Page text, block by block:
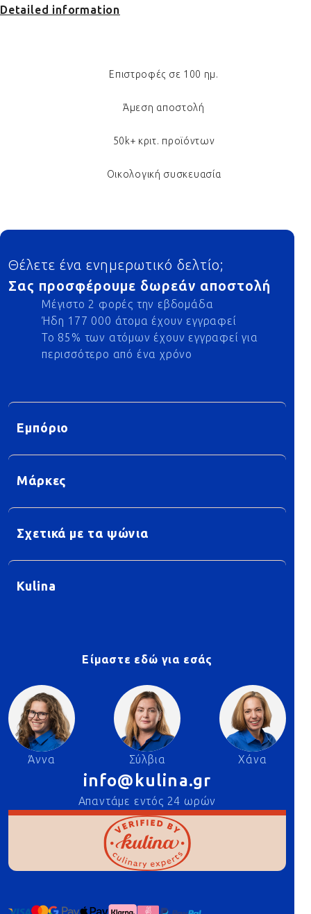
Detailed information
Επιστροφές σε 100 ημ.
Άμεση αποστολή
50k+ κριτ. προϊόντων
Οικολογική συσκευασία
Footer
Θέλετε ένα ενημερωτικό δελτίο;
Σας προσφέρουμε δωρεάν αποστολή
Μέγιστο 2 φορές την εβδομάδα
Ήδη 177 000 άτομα έχουν εγγραφεί
Το 85% των ατόμων έχουν εγγραφεί για
περισσότερο από ένα χρόνο
Εμπόριο
Μάρκες
Σχετικά με τα ψώνια
Kulina
Είμαστε εδώ για εσάς
Άννα Σύλβια Χάνα
info@kulina.gr
Απαντάμε εντός 24 ωρών